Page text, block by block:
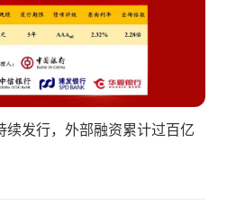
续发行，外部融资累计过百亿